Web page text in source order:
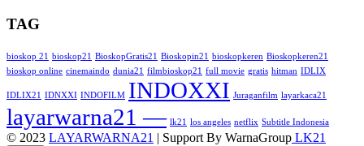
TAG
bioskop 21 bioskop21 BioskopGratis21 Bioskopin21 bioskopkeren Bioskopkeren21
bioskop online cinemaindo dunia21 filmbioskop21 full movie gratis hitman IDLIX
IDLIX21 IDNXXI INDOFILM INDOXXI Juraganfilm layarkaca21
layarwarna21 — lk21 los angeles netflix Subtitle Indonesia
© 2023 LAYARWARNA21 | Support By WarnaGroup LK21